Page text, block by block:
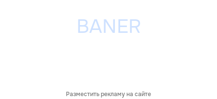
Разместить рекламу на сайте